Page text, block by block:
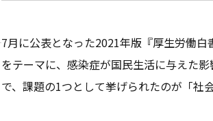
7月に公表となった2021年版『厚生労働白
をテーマに、感染症が国民生活に与えた
で、課題の1つとして挙げられたのが「社